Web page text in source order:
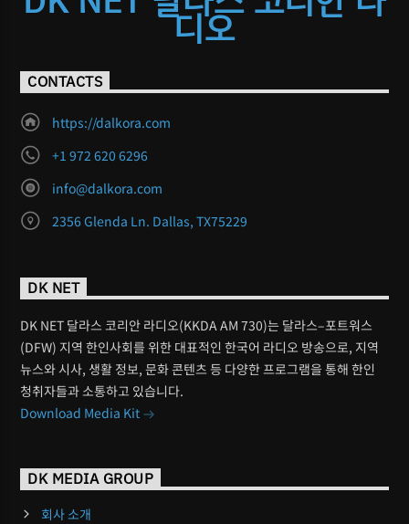
디오
CONTACTS
https://dalkora.com
+1 972 620 6296
info@dalkora.com
2356 Glenda Ln. Dallas, TX75229
DK NET
DK NET 달라스 코리안 라디오(KKDA AM 730)는 달라스–포트워스
(DFW) 지역 한인사회를 위한 대표적인 한국어 라디오 방송으로, 지역
뉴스와 시사, 생활 정보, 문화 콘텐츠 등 다양한 프로그램을 통해 한인
청취자들과 소통하고 있습니다.
Download Media Kit
DK MEDIA GROUP
회사 소개